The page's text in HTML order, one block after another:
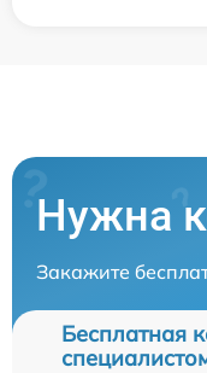
Нужна
Закажите
Бесплатная